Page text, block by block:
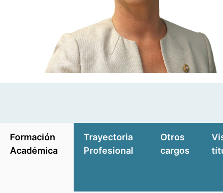
Formación
Académica
Trayectoria
Profesional
Otros
cargos